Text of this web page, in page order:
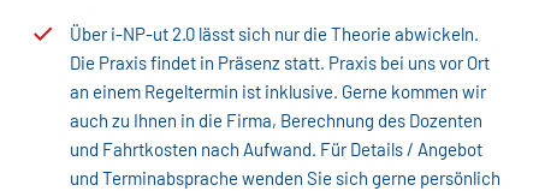
Über i-NP-ut 2.0 lässt sich nur die Theorie abwickeln.
Die Praxis findet in Präsenz statt. Praxis bei uns vor Ort
an einem Regeltermin ist inklusive. Gerne kommen wir
auch zu Ihnen in die Firma, Berechnung des Dozenten
und Fahrtkosten nach Aufwand. Für Details / Angebot
und Terminabsprache wenden Sie sich gerne persönlich